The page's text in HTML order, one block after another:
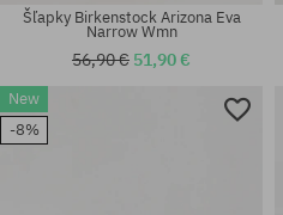
Dostupné veľkosti:
36; 37; 38; 40; 41
Šľapky Birkenstock Arizona Eva
Narrow Wmn
56,90 € 51,90 €
New
-8%